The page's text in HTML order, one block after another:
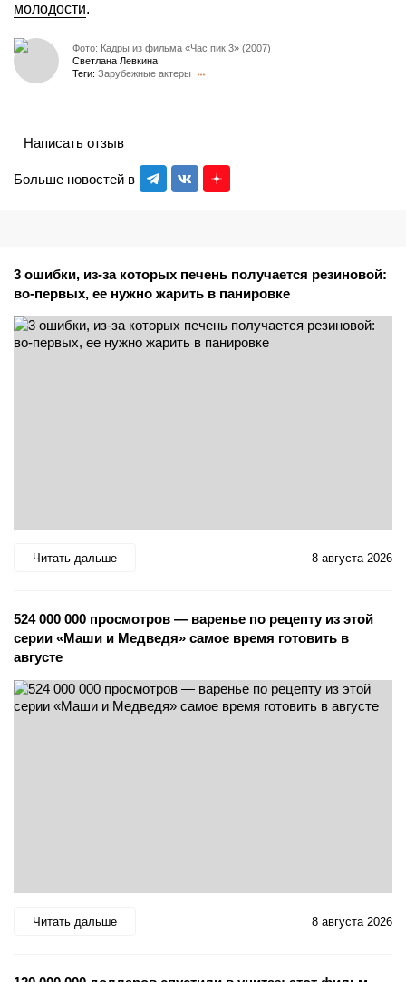
молодости.
Фото: Кадры из фильма «Час пик 3» (2007)
Светлана Левкина
Теги: Зарубежные актеры
Больше новостей в
Написать отзыв
3 ошибки, из-за которых печень получается резиновой:
во-первых, ее нужно жарить в панировке
Читать дальше 8 августа 2026
524 000 000 просмотров — варенье по рецепту из этой
серии «Маши и Медведя» самое время готовить в
августе
Читать дальше 8 августа 2026